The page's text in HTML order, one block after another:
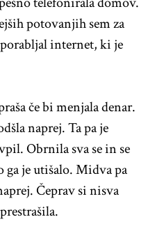
potovanjih sem za
internet, ki je
če bi menjala denar.
naprej. Ta pa je
Obrnila sva se in se
ga je utišalo. Midva pa
Čeprav si nisva